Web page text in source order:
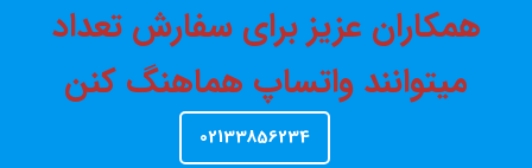
همکاران عزیز برای سفارش تعداد
میتوانند واتساپ هماهنگ کنن
02133856234